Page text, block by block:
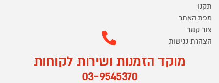
תקנון
מפת האתר
צור קשר
הצהרת נגישות
מוקד הזמנות ושירות לקוחות
03-9545370